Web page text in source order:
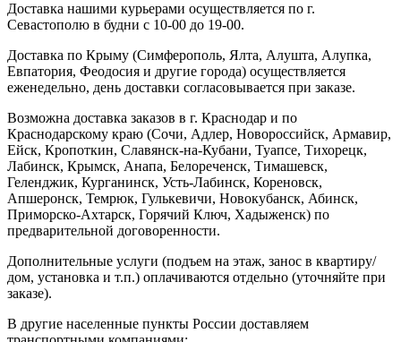
Доставка нашими курьерами осуществляется по г.
Севастополю в будни с 10-00 до 19-00.
Доставка по Крыму (Симферополь, Ялта, Алушта, Алупка,
Евпатория, Феодосия и другие города) осуществляется
еженедельно, день доставки согласовывается при заказе.
Возможна доставка заказов в г. Краснодар и по
Краснодарскому краю (Сочи, Адлер, Новороссийск, Армавир,
Ейск, Кропоткин, Славянск-на-Кубани, Туапсе, Тихорецк,
Лабинск, Крымск, Анапа, Белореченск, Тимашевск,
Геленджик, Курганинск, Усть-Лабинск, Кореновск,
Апшеронск, Темрюк, Гулькевичи, Новокубанск, Абинск,
Приморско-Ахтарск, Горячий Ключ, Хадыженск) по
предварительной договоренности.
Дополнительные услуги (подъем на этаж, занос в квартиру/
дом, установка и т.п.) оплачиваются отдельно (уточняйте при
заказе).
В другие населенные пункты России доставляем